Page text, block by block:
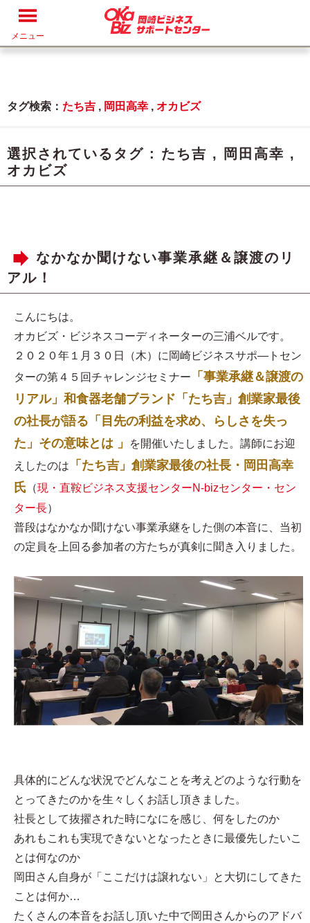
メニュー
タグ検索： たち吉 , 岡田高幸 , オカビズ
選択されているタグ : たち吉 , 岡田高幸 ,
オカビズ
なかなか聞けない事業承継＆譲渡のリ
アル！
こんにちは。
オカビズ・ビジネスコーディネーターの三浦ベルです。
２０２０年１月３０日（木）に岡崎ビジネスサポ―トセン
ターの第４５回チャレンジセミナー
「事業承継＆譲渡の
リアル」和食器老舗ブランド「たち吉」創業家最後
の社長が語る「目先の利益を求め、らしさを失っ
た」その意味とは 」
を開催いたしました。講師にお迎
えしたのは
「たち吉」創業家最後の社長・岡田高幸
氏 （現・直鞍ビジネス支援センターN-bizセンター・セン
ター長）
普段はなかなか聞けない事業承継をした側の本音に、当初
の定員を上回る参加者の方たちが真剣に聞き入りました。
具体的にどんな状況でどんなことを考えどのような行動を
とってきたのかを生々しくお話し頂きました。
社長として抜擢された時になにを感じ、何をしたのか
あれもこれも実現できないとなったときに最優先したいこ
とは何なのか
岡田さん自身が「ここだけは譲れない」と大切にしてきた
ことは何か…
たくさんの本音をお話し頂いた中で岡田さんからのアドバ